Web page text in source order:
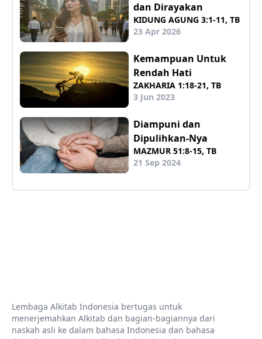
dan Dirayakan
KIDUNG AGUNG 3:1-11, TB
23 Apr 2026
Kemampuan Untuk
Rendah Hati
ZAKHARIA 1:18-21, TB
3 Jun 2023
Diampuni dan
Dipulihkan-Nya
MAZMUR 51:8-15, TB
21 Sep 2024
Lembaga Alkitab Indonesia bertugas untuk
menerjemahkan Alkitab dan bagian-bagiannya dari
naskah asli ke dalam bahasa Indonesia dan bahasa